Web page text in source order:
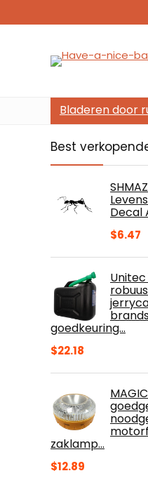
Bladeren door
Best
Decal
$6.47
goedkeuring…
$22.18
zaklamp…
$12.89